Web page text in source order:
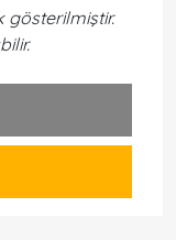
gösterilmiştir.